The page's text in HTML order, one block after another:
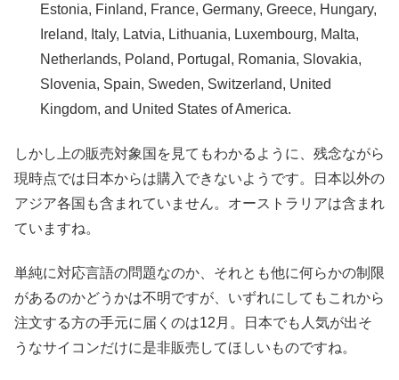
Estonia, Finland, France, Germany, Greece, Hungary,
Ireland, Italy, Latvia, Lithuania, Luxembourg, Malta,
Netherlands, Poland, Portugal, Romania, Slovakia,
Slovenia, Spain, Sweden, Switzerland, United
Kingdom, and United States of America.
しかし上の販売対象国を見てもわかるように、残念ながら
現時点では日本からは購入できないようです。日本以外の
アジア各国も含まれていません。オーストラリアは含まれ
ていますね。
単純に対応言語の問題なのか、それとも他に何らかの制限
があるのかどうかは不明ですが、いずれにしてもこれから
注文する方の手元に届くのは12月。日本でも人気が出そ
うなサイコンだけに是非販売してほしいものですね。